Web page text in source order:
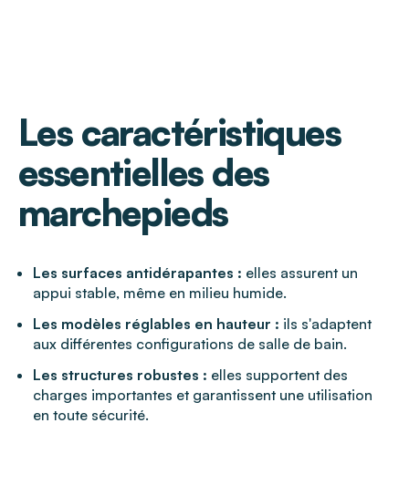
Les caractéristiques
essentielles des
marchepieds
Les surfaces antidérapantes : elles assurent un
appui stable, même en milieu humide.
Les modèles réglables en hauteur : ils s'adaptent
aux différentes configurations de salle de bain.
Les structures robustes : elles supportent des
charges importantes et garantissent une utilisation
en toute sécurité.